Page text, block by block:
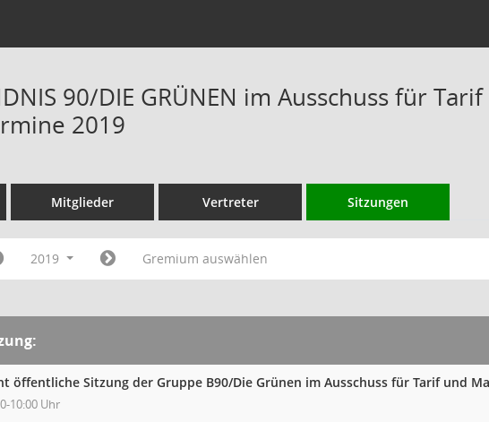
90/DIE GRÜNEN im Ausschuss für
2019
Mitglieder Vertreter Sitzungen
2019 Gremium auswählen
öffentliche Sitzung der Gruppe B90/Die Grünen im Ausschuss für Tarif und
10:00 Uhr